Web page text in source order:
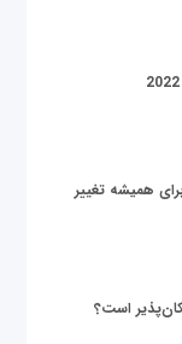
همیشه تغییر
است؟